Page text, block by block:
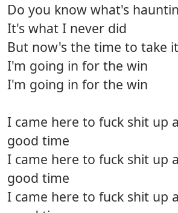
Do you know what's
It's what I never did
But now's the time to take
I'm going in for the win
I'm going in for the win
I came here to fuck shit up
good time
I came here to fuck shit up
good time
I came here to fuck shit up